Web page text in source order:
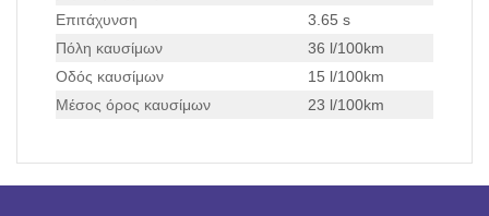
Επιτάχυνση
3.65 s
Πόλη καυσίμων
36 l/100km
Οδός καυσίμων
15 l/100km
Μέσος όρος καυσίμων
23 l/100km